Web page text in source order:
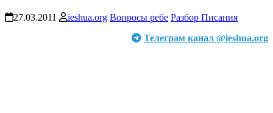
27.03.2011 ieshua.org Вопросы ребе Разбор Писания
Телеграм канал @ieshua.org